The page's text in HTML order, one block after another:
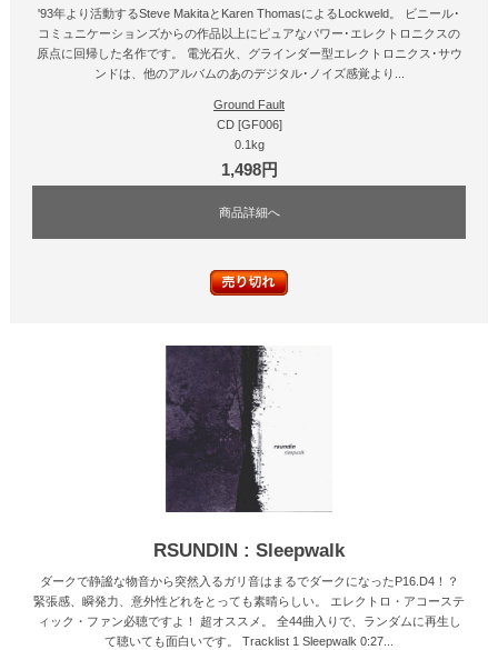
'93年より活動するSteve MakitaとKaren ThomasによるLockweld。 ビニール･
コミュニケーションズからの作品以上にピュアなパワー･エレクトロニクスの
原点に回帰した名作です。 電光石火、グラインダー型エレクトロニクス･サウ
ンドは、他のアルバムのあのデジタル･ノイズ感覚より...
Ground Fault
CD [GF006]
0.1kg
1,498円
商品詳細へ
RSUNDIN : Sleepwalk
ダークで静謐な物音から突然入るガリ音はまるでダークになったP16.D4！？
緊張感、瞬発力、意外性どれをとっても素晴らしい。 エレクトロ・アコーステ
ィック・ファン必聴ですよ！ 超オススメ。 全44曲入りで、ランダムに再生し
て聴いても面白いです。 Tracklist 1 Sleepwalk 0:27...